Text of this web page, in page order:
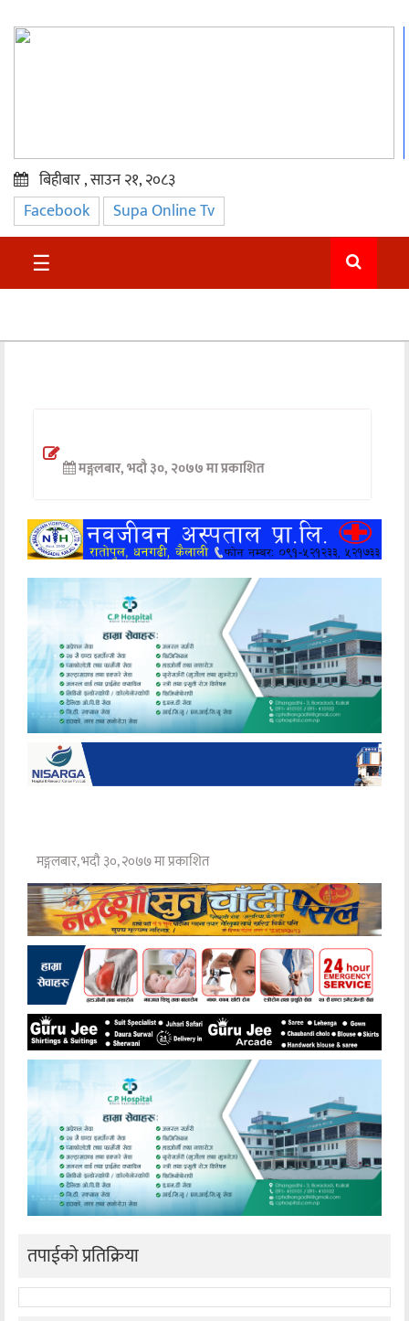
प्रमुख
समाचार
सुदुर
अन्तर्वार्ता
खेलकुद
मनोरञ्जन
अन्य
बिहीबार , साउन २१, २०८३
Facebook Supa Online Tv
☰
मङ्गलबार, भदौ ३०, २०७७ मा प्रकाशित
मङ्गलबार, भदौ ३०, २०७७ मा प्रकाशित
तपाईको प्रतिक्रिया